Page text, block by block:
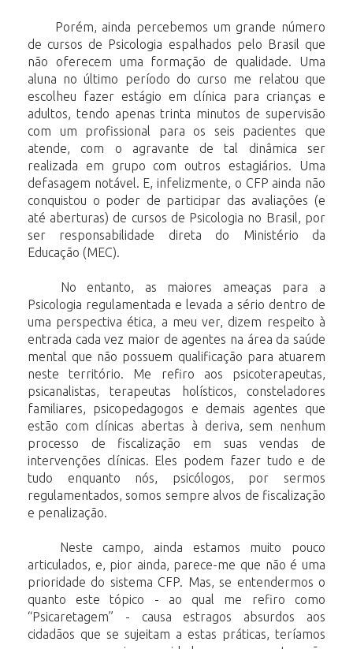
Porém, ainda percebemos um grande número
de cursos de Psicologia espalhados pelo Brasil que
não oferecem uma formação de qualidade. Uma
aluna no último
período do curso me relatou que
escolheu fazer estágio em clínica para crianças e
adultos, tendo apenas trinta minutos de supervisão
com um profissional para os seis
pacientes que
atende, com o agravante de tal dinâmica ser
realizada em grupo com
outros estagiários.
Uma
defasagem notável. E, infelizmente, o CFP ainda não
conquistou o poder de participar das avaliações (e
até aberturas) de cursos de Psicologia no Brasil, por
ser
responsabilidade direta do Ministério
da
Educação (MEC).
No entanto, as maiores ameaças para a
Psicologia regulamentada e levada a sério dentro de
uma perspectiva ética, a meu ver, dizem respeito à
entrada cada vez maior de agentes na área da saúde
mental que não possuem qualificação para atuarem
neste
território. Me refiro aos psicoterapeutas,
psicanalistas, terapeutas holísticos,
consteladores
familiares, psicopedagogos e demais agentes que
estão com clínicas
abertas à deriva, sem
nenhum
processo
de fiscalização em suas vendas
de
intervenções clínicas. Eles podem fazer tudo e de
tudo enquanto nós, psicólogos, por
sermos
regulamentados, somos sempre alvos de fiscalização
e penalização.
Neste campo, ainda estamos muito pouco
articulados, e, pior ainda, parece-me que não é uma
prioridade do sistema CFP. Mas, se entendermos o
quanto este tópico - ao
qual me refiro como
“Psicaretagem” - causa estragos absurdos aos
cidadãos que se sujeitam a estas práticas, teríamos